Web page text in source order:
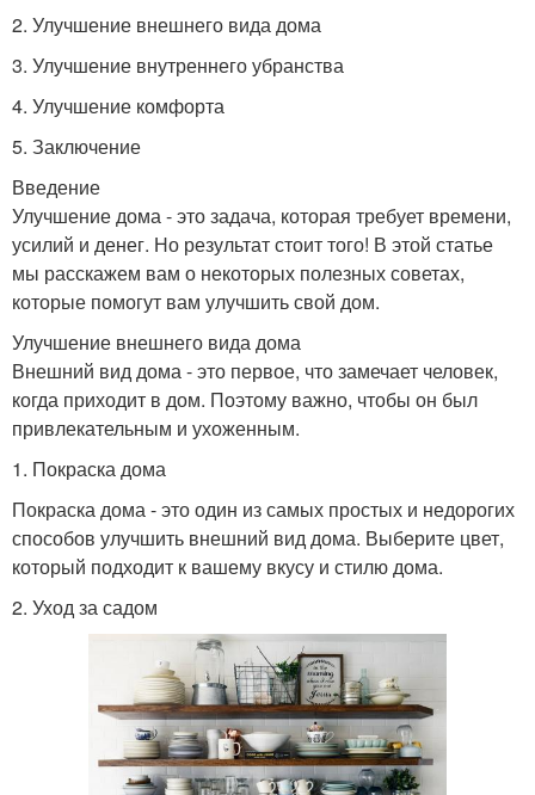
2. Улучшение внешнего вида дома
3. Улучшение внутреннего убранства
4. Улучшение комфорта
5. Заключение
Введение
Улучшение дома - это задача, которая требует времени,
усилий и денег. Но результат стоит того! В этой статье
мы расскажем вам о некоторых полезных советах,
которые помогут вам улучшить свой дом.
Улучшение внешнего вида дома
Внешний вид дома - это первое, что замечает человек,
когда приходит в дом. Поэтому важно, чтобы он был
привлекательным и ухоженным.
1. Покраска дома
Покраска дома - это один из самых простых и недорогих
способов улучшить внешний вид дома. Выберите цвет,
который подходит к вашему вкусу и стилю дома.
2. Уход за садом